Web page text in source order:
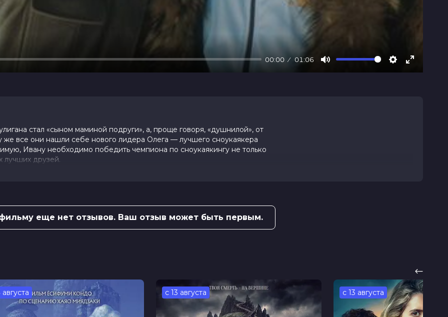
00:00 01:06
Mute Settings
Enter
стал «сыном маминой подруги», а, проще говоря, «душнилой», от
же все они нашли себе нового лидера Олега — лучшего сноукаякера
Ивану необходимо победить чемпиона по сноукаякингу не только
лучших друзей.
Шукшина, Анна Котова, Софья
еще нет отзывов. Ваш отзыв может быть первым.
августа с 13 августа с 13 августа